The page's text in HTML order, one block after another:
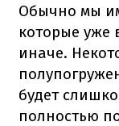
Обычно мы
которые уже
иначе.
будет
полностью